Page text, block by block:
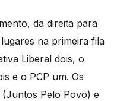
da direita para
na primeira fila
Liberal dois, o
e o PCP um. Os
Pelo Povo) e